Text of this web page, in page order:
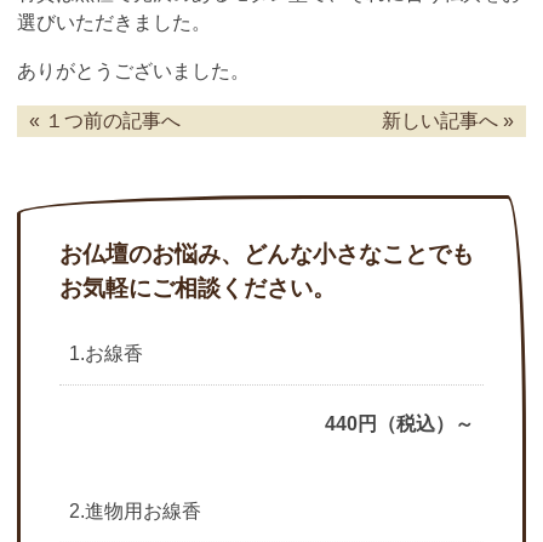
選びいただきました。
ありがとうございました。
« １つ前の記事へ 新しい記事へ »
お仏壇のお悩み、どんな小さなことでも
お気軽にご相談ください。
1.お線香
440円（税込）～
2.進物用お線香